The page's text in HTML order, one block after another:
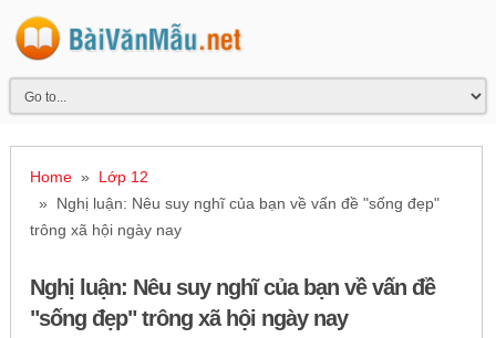
Home» Lớp 12
» Nghị luận: Nêu suy nghĩ của bạn về vấn đề "sống đẹp"
trông xã hội ngày nay
Nghị luận: Nêu suy nghĩ của bạn về vấn đề
"sống đẹp" trông xã hội ngày nay